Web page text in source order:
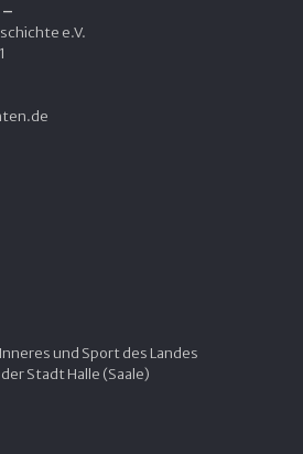
e.V.
und Sport des Landes
Stadt Halle (Saale)